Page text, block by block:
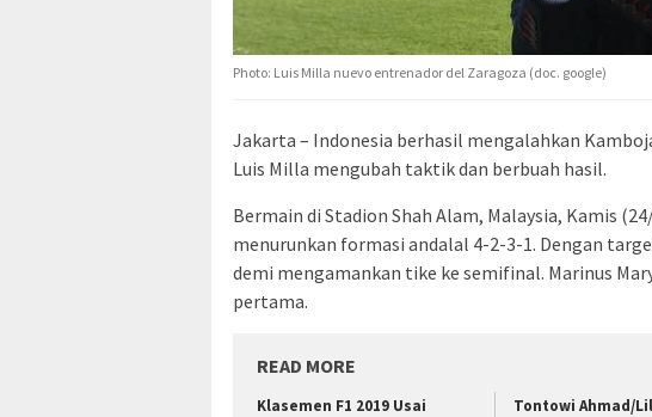
Photo: Luis Milla nuevo entrenador del Zaragoza (doc. google)
Jakarta – Indonesia berhasil mengalahkan
Luis Milla mengubah taktik dan berbuah hasil.
Bermain di Stadion Shah Alam, Malaysia, Kamis
menurunkan formasi andalal 4-2-3-1. Dengan
demi mengamankan tike ke semifinal. Marinus
pertama.
READ MORE
Klasemen F1 2019 Usai
Tontowi Ahmad/